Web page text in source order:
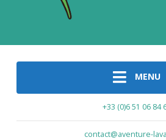
MENU
+33 (0)6 51 06 84
contact@aventure-